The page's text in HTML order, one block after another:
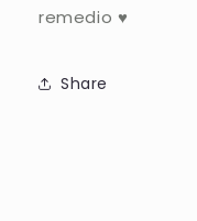
remedio ♥
Share